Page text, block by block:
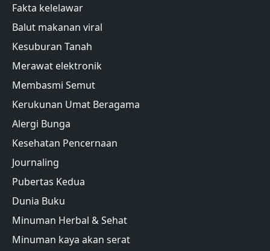
Fakta kelelawar
Balut makanan viral
Kesuburan Tanah
Merawat elektronik
Membasmi Semut
Kerukunan Umat Beragama
Alergi Bunga
Kesehatan Pencernaan
Journaling
Pubertas Kedua
Dunia Buku
Minuman Herbal & Sehat
Minuman kaya akan serat